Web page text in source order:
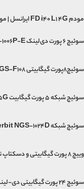
مودم FD i40 L1 4G ایرانسل | مودم سیم‌کارتی رومیزی با قیمت اقتصادی
سوئیچ ۶ پورت دی‌لینک DGS-1006P-E با قابلیت PoE
سوئیچ۸پورت گیگابیتی DGS-F108 دی‌لینک | سوئیچ اقتصادی
سوئیچ شبکه 5 پورت گیگابیت TP-Link LS1005G
سوئیچ شبکه Neterbit NGS-1024D
وییچ 8 پورت گیگابیتی و دسکتاپ تی پی-لینک مدل LS1008G
سوئیچ 24 پورت گیگابیتی دی-لینک مدل DGS-1024C